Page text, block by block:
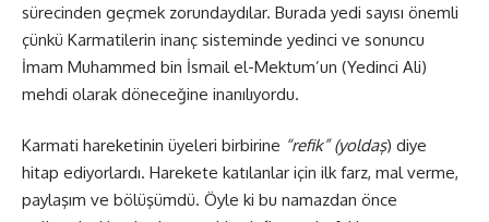
sürecinden geçmek zorundaydılar. Burada yedi sayısı önemli
çünkü Karmatilerin inanç sisteminde yedinci ve sonuncu
İmam Muhammed bin İsmail el-Mektum’un (Yedinci Ali)
mehdi olarak döneceğine inanılıyordu.
Karmati hareketinin üyeleri birbirine “refik” (yoldaş) diye
hitap ediyorlardı. Harekete katılanlar için ilk farz, mal verme,
paylaşım ve bölüşümdü. Öyle ki bu namazdan önce